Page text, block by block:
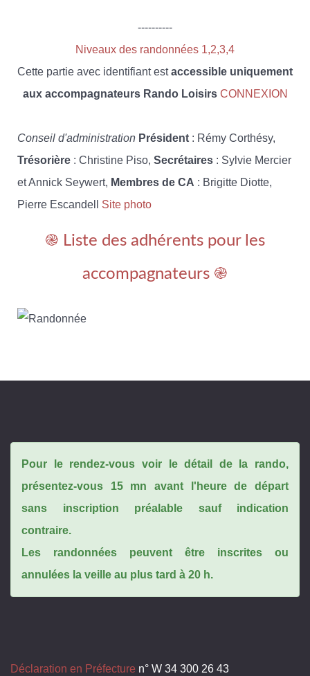
----------
Niveaux des randonnées 1,2,3,4
Cette partie avec identifiant estaccessible uniquement
aux accompagnateurs Rando Loisirs CONNEXION
Conseil d'administration Président : Rémy Corthésy,
Trésorière : Christine Piso, Secrétaires : Sylvie Mercier
et Annick Seywert, Membres de CA : Brigitte Diotte,
Pierre Escandell Site photo
֎ Liste des adhérents pour les
accompagnateurs ֎
Pour le rendez-vous voir le détail de la rando,
présentez-vous 15 mn avant l'heure de départ
sans inscription préalable sauf indication
contraire.
Les randonnées peuvent être inscrites ou
annulées la veille au plus tard à 20 h.
Déclaration en Préfecture n° W 34 300 26 43